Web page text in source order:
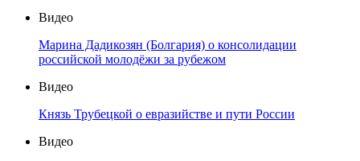
Видео
Марина Дадикозян (Болгария) о консолидации
российской молодёжи за рубежом
Видео
Князь Трубецкой о евразийстве и пути России
Видео